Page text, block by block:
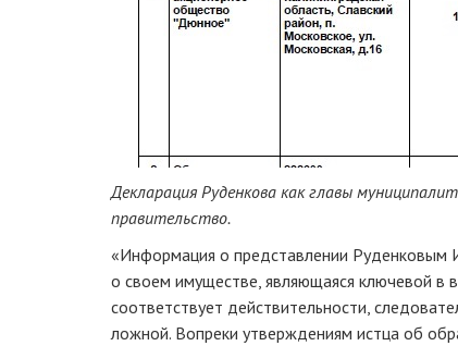
Декларация Руденкова как главы
правительство.
«Информация о представлении Руденковым
о своем имуществе, являющаяся ключевой в
соответствует действительности,
ложной. Вопреки утверждениям истца об